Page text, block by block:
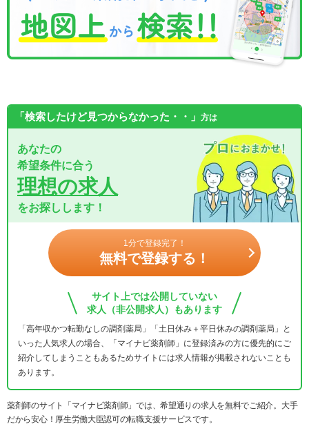
「検索したけど見つからなかった・・」 方は
あなたの
希望条件に合う
理想の求人
をお探しします！
1分で登録完了！
無料で登録する！
サイト上では公開していない
求人（非公開求人）もあります
「高年収かつ転勤なしの調剤薬局」「土日休み＋平日休みの調剤薬局」と
いった人気求人の場合、「マイナビ薬剤師」に登録済みの方に優先的にご
紹介してしまうこともあるためサイトには求人情報が掲載されないことも
あります。
薬剤師のサイト「マイナビ薬剤師」では、希望通りの求人を無料でご紹介。大手
だから安心！厚生労働大臣認可の転職支援サービスです。